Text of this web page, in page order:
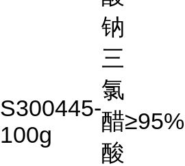
钠
S300445-
100g
三
氯
醋
酸
≥95%